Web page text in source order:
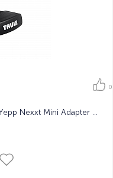
0
Адаптер для тонких рам Thule Yepp Nexxt Mini Adapter Slim fit